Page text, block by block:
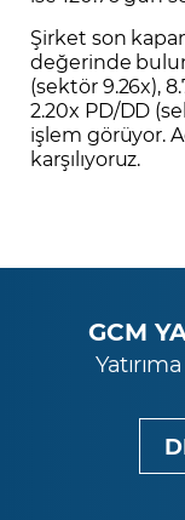
Şirket son
değerinde
(sektör 9.26x),
2.20x PD/DD
işlem görüyor.
GCM